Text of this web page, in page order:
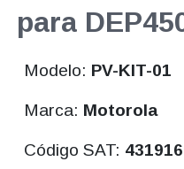
para
Modelo: PV-KIT-01
Marca: Motorola
Código SAT: